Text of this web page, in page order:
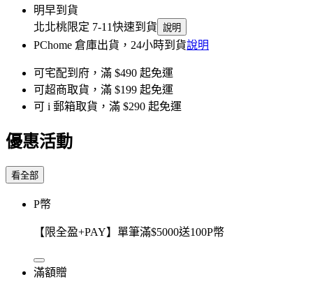
明早到貨
北北桃限定 7-11快速到貨 說明
PChome 倉庫出貨，24小時到貨說明
可宅配到府，滿 $490 起免運
可超商取貨，滿 $199 起免運
可 i 郵箱取貨，滿 $290 起免運
優惠活動
看全部
P幣
【限全盈+PAY】單筆滿$5000送100P幣
滿額贈